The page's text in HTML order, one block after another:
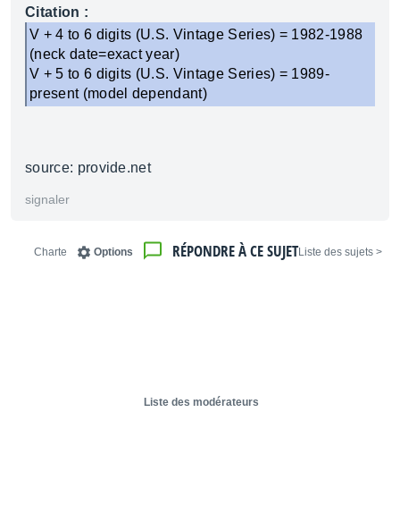
Citation :
V + 4 to 6 digits (U.S. Vintage Series) = 1982-1988
(neck date=exact year)
V + 5 to 6 digits (U.S. Vintage Series) = 1989-
present (model dependant)
source: provide.net
signaler
< Liste des sujets
RÉPONDRE À CE SUJET
Options
Charte
Liste des modérateurs